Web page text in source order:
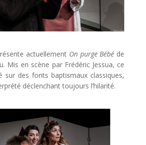
actuellement On purge Bébé de
Mis en scène par Frédéric Jessua, ce
sur des fonts baptismaux classiques,
déclenchant toujours l’hilarité.